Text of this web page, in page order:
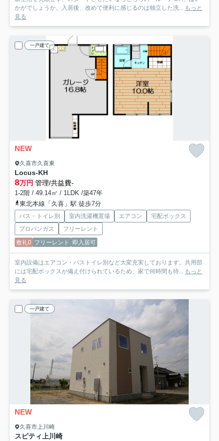
かがでしょうか。入居後、改めて便利に感じるのは独立した洗... もっと
見る
一戸建て
NEW
久喜市久喜東
Locus-KH
8万円 管理/共益費-
1-2階 / 49.14㎡ / 1LDK /築47年
東北本線「久喜」駅 徒歩7分
バス・トイレ別 室内洗濯機置場 エアコン
宅配ボックス
プロパンガス
フリーレント
敷礼0 フリーレント 即入居可
室内設備はエアコン・バストイレ別など大変充実しております。共用部
には宅配ボックスが備え付けられているため、家で何時間も待... もっと
見る
一戸建て
NEW
久喜市上川崎
スピティ上川崎